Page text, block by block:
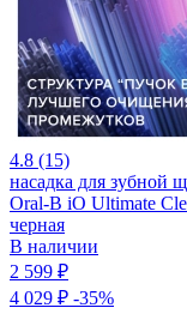
4.8 (15)
насадка для зубной
Oral-B iO Ultimate
черная
В наличии
2 599 ₽
4 029 ₽ -35%